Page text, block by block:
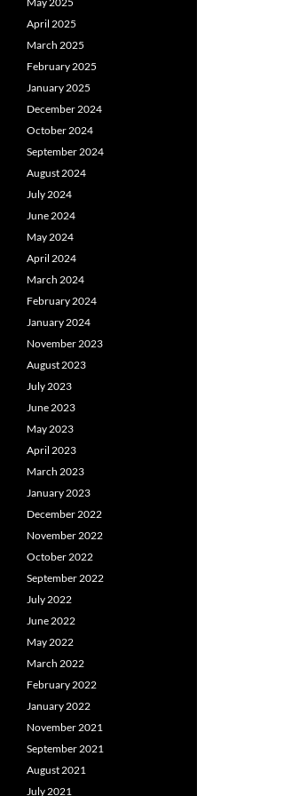
April 2025
March 2025
February 2025
January 2025
December 2024
October 2024
September 2024
August 2024
July 2024
June 2024
May 2024
April 2024
March 2024
February 2024
January 2024
November 2023
August 2023
July 2023
June 2023
May 2023
April 2023
March 2023
January 2023
December 2022
November 2022
October 2022
September 2022
July 2022
June 2022
May 2022
March 2022
February 2022
January 2022
November 2021
September 2021
August 2021
July 2021